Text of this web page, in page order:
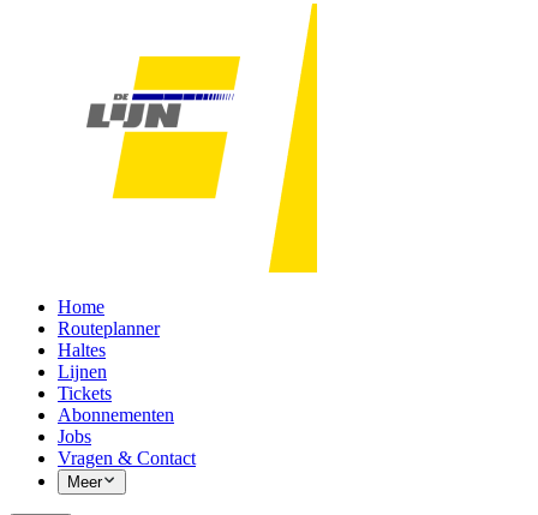
Home
Routeplanner
Haltes
Lijnen
Tickets
Abonnementen
Jobs
Vragen & Contact
Meer